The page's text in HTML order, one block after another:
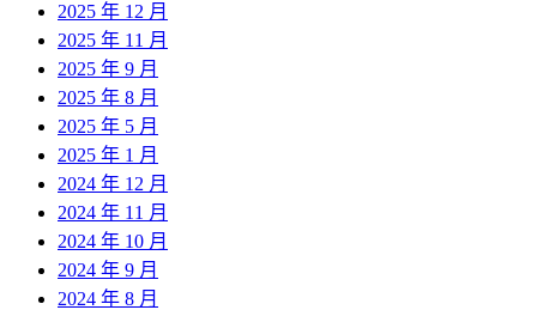
2025 年 12 月
2025 年 11 月
2025 年 9 月
2025 年 8 月
2025 年 5 月
2025 年 1 月
2024 年 12 月
2024 年 11 月
2024 年 10 月
2024 年 9 月
2024 年 8 月